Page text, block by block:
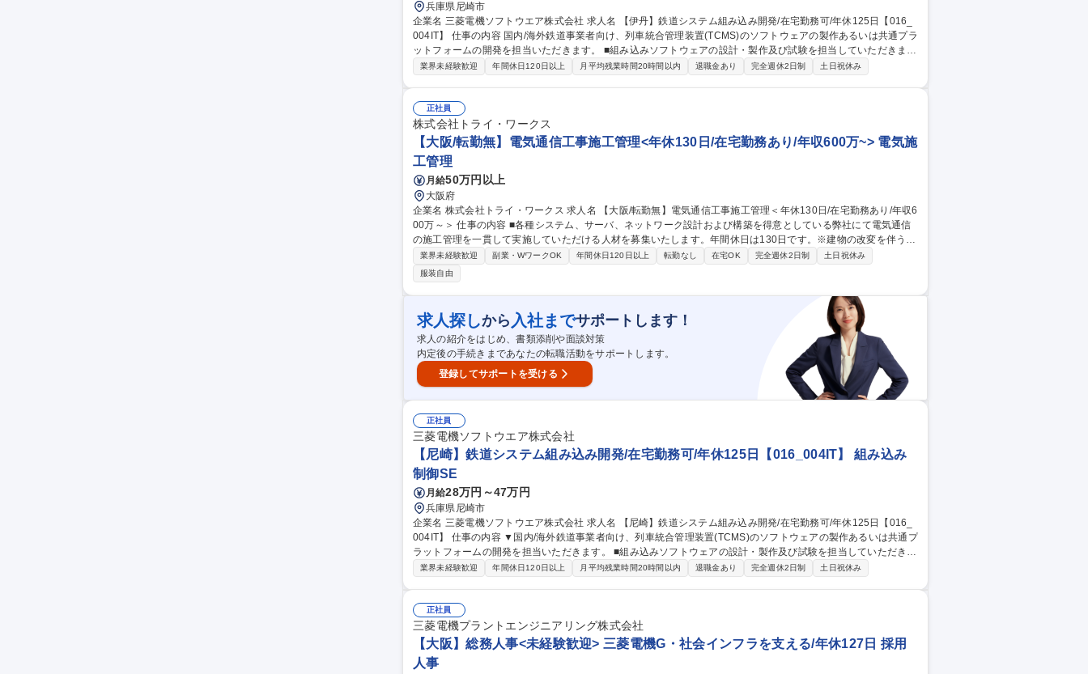
兵庫県尼崎市
企業名 三菱電機ソフトウエア株式会社 求人名 【伊丹】鉄道システム組み込み開発/在宅勤務可/年休125日【016_
004IT】 仕事の内容 国内/海外鉄道事業者向け、列車統合管理装置(TCMS)のソフトウェアの製作あるいは共通プラ
ットフォームの開発を担当いただきます。 ■組み込みソフトウェアの設計・製作及び試験を担当していただきま
す。 業務の習熟度により将来はプロジェクトリーダーを担っていただくことを想定しています。 ■プロジェクト
業界未経験歓迎 年間休日120日以上 月平均残業時間20時間以内 退職金あり 完全週休2日制 土日祝休み
正社員
株式会社トライ・ワークス
【大阪/転勤無】電気通信工事施工管理<年休130日/在宅勤務あり/年収600万~> 電気施
工管理
月給50万円以上
大阪府
企業名 株式会社トライ・ワークス 求人名 【大阪/転勤無】電気通信工事施工管理＜年休130日/在宅勤務あり/年収6
00万～＞ 仕事の内容 ■各種システム、サーバ、ネットワーク設計および構築を得意としている弊社にて電気通信
の施工管理を一貫して実施していただける人材を募集いたします。年間休日は130日です。※建物の改変を伴う業
務は含まない 【具体的には】 ■電気通信の施工管理業務…主に新築現場で、入退室管理、監視カメラ、各種セン
サー、各種制御盤セキュリティ関連機器の配線、結線、設置などの電気通信工事の現場を管理する施工管理業
務。 【働き方について】 1つあたりの案件の期間は平均2か月～4か月程度。エリアは東京、千葉、大阪がメイン
の現場。出張勤務もあり。 募集職種 【大阪/転勤無】電気通信工事施工管理＜年休130日/在宅勤務あり/年収600万
～＞
業界未経験歓迎 副業・WワークOK 年間休日120日以上 転勤なし 在宅OK 完全週休2日制
土日祝休み
服装自由
求人探しから 入社までサポートします！
求人の紹介をはじめ、書類添削や面談対策
内定後の手続きまであなたの転職活動をサポートします。
登録してサポートを受ける
正社員
三菱電機ソフトウエア株式会社
【尼崎】鉄道システム組み込み開発/在宅勤務可/年休125日【016_004IT】 組み込み
制御SE
月給28万円～47万円
兵庫県尼崎市
企業名 三菱電機ソフトウエア株式会社 求人名 【尼崎】鉄道システム組み込み開発/在宅勤務可/年休125日【016_
004IT】 仕事の内容 ▼国内/海外鉄道事業者向け、列車統合管理装置(TCMS)のソフトウェアの製作あるいは共通プ
ラットフォームの開発を担当いただきます。 ■組み込みソフトウェアの設計・製作及び試験を担当していただきま
す。 業務の習熟度により将来はプロジェクトリーダーを担っていただくことを想定しています。 ■プロジェクト
業界未経験歓迎 年間休日120日以上 月平均残業時間20時間以内 退職金あり 完全週休2日制 土日祝休み
正社員
三菱電機プラントエンジニアリング株式会社
【大阪】総務人事<未経験歓迎> 三菱電機G・社会インフラを支える/年休127日 採用
人事